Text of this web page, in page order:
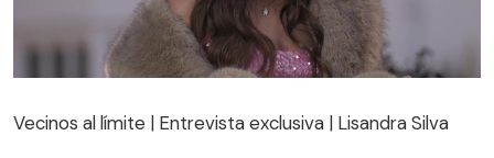
Vecinos al límite | Entrevista exclusiva | Lisandra Silva